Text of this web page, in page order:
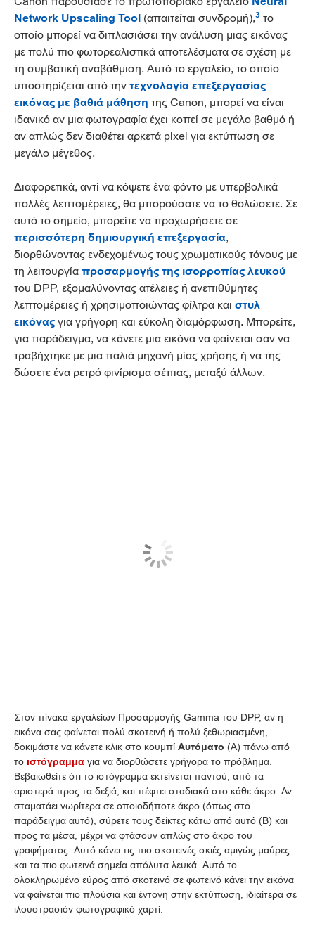
Network Upscaling Tool (απαιτείται συνδρομή),3 το
οποίο μπορεί να διπλασιάσει την ανάλυση μιας εικόνας
με πολύ πιο φωτορεαλιστικά αποτελέσματα σε σχέση με
τη συμβατική αναβάθμιση. Αυτό το εργαλείο, το οποίο
υποστηρίζεται από τηντεχνολογία επεξεργασίας
εικόνας με βαθιά μάθηση της Canon, μπορεί να είναι
ιδανικό αν μια φωτογραφία έχει κοπεί σε μεγάλο βαθμό ή
αν απλώς δεν διαθέτει αρκετά pixel για εκτύπωση σε
μεγάλο μέγεθος.
Διαφορετικά, αντί να κόψετε ένα φόντο με υπερβολικά
πολλές λεπτομέρειες, θα μπορούσατε να το θολώσετε. Σε
αυτό το σημείο, μπορείτε να προχωρήσετε σε
περισσότερη δημιουργική επεξεργασία,
διορθώνοντας ενδεχομένως τους χρωματικούς τόνους με
τη λειτουργίαπροσαρμογής της ισορροπίας λευκού
του DPP, εξομαλύνοντας ατέλειες ή ανεπιθύμητες
λεπτομέρειες ή χρησιμοποιώντας φίλτρα και στυλ
εικόναςγια γρήγορη και εύκολη διαμόρφωση. Μπορείτε,
για παράδειγμα, να κάνετε μια εικόνα να φαίνεται σαν να
τραβήχτηκε με μια παλιά μηχανή μίας χρήσης ή να της
δώσετε ένα ρετρό φινίρισμα σέπιας, μεταξύ άλλων.
Στον πίνακα εργαλείων Προσαρμογής Gamma του DPP, αν η
εικόνα σας φαίνεται πολύ σκοτεινή ή πολύ ξεθωριασμένη,
δοκιμάστε να κάνετε κλικ στο κουμπί Αυτόματο (A) πάνω από
το ιστόγραμμα για να διορθώσετε γρήγορα το πρόβλημα.
Βεβαιωθείτε ότι το ιστόγραμμα εκτείνεται παντού, από τα
αριστερά προς τα δεξιά, και πέφτει σταδιακά στο κάθε άκρο. Αν
σταματάει νωρίτερα σε οποιοδήποτε άκρο (όπως στο
παράδειγμα αυτό), σύρετε τους δείκτες κάτω από αυτό (B) και
προς τα μέσα, μέχρι να φτάσουν απλώς στο άκρο του
γραφήματος. Αυτό κάνει τις πιο σκοτεινές σκιές αμιγώς μαύρες
και τα πιο φωτεινά σημεία απόλυτα λευκά. Αυτό το
ολοκληρωμένο εύρος από σκοτεινό σε φωτεινό κάνει την εικόνα
να φαίνεται πιο πλούσια και έντονη στην εκτύπωση, ιδιαίτερα σε
ιλουστρασιόν φωτογραφικό χαρτί.